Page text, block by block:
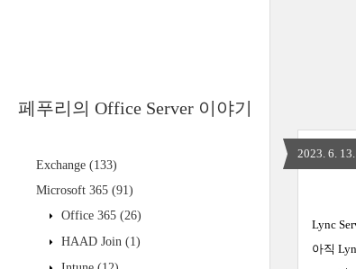
페푸리의 Office Server 이야기
Exchange (133)
Microsoft 365 (91)
Office 365 (26)
HAAD Join (1)
2023. 6.
Lync
아직